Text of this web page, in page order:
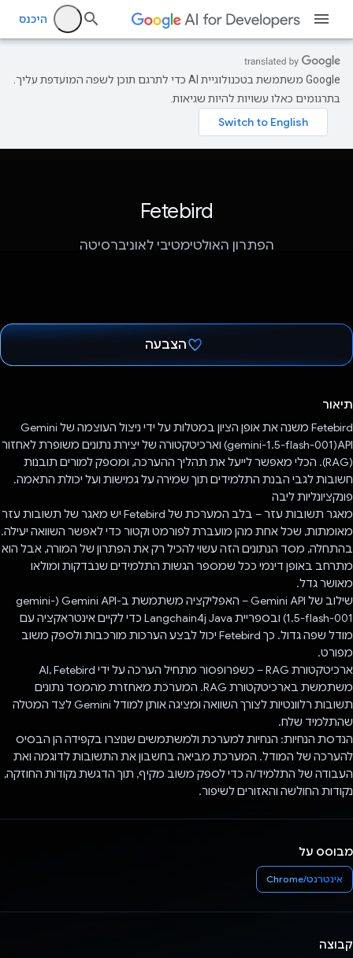
היכנס
‫Google משתמשת בטכנולוגיית AI כדי לתרגם תוכן לשפה המועדפת עליך.
בתרגומים כאלו עשויות להיות שגיאות.
Fetebird
הפתרון האולטימטיבי לאוניברסיטה
הצבעה
תיאור
Fetebird משנה את אופן הציון במטלות על ידי ניצול העוצמה של Gemini
API‏(gemini-1.5-flash-001) וארכיטקטורה של יצירת נתונים משופרת לאחזור
(RAG). הכלי מאפשר לייעל את תהליך ההערכה, ומספק למורים תובנות
חשובות לגבי הבנת התלמידים תוך שמירה על גמישות ועל יכולת התאמה.
פונקציונליות ליבה
מאגר תשובות עזר – בלב המערכת של Fetebird יש מאגר של תשובות עזר
מאומתות, שכל אחת מהן מועברת לפורמט וקטור כדי לאפשר השוואה יעילה.
בהתחלה, מסד הנתונים הזה עשוי להכיל רק את הפתרון של המורה, אבל הוא
מתרחב באופן דינמי ככל שמספר הגשות התלמידים שנבדקות ומולאו
מאושר גדל.
שילוב של Gemini API – האפליקציה משתמשת ב-Gemini API‏ (gemini-
1.5-flash-001) ובספריית Java‏ Langchain4j כדי לקיים אינטראקציה עם
מודל שפה גדול. כך Fetebird יכול לבצע הערכות מורכבות ולספק משוב
מפורט.
ארכיטקטורת RAG – כשפרופסור מתחיל הערכה על ידי AI, Fetebird
משתמשת בארכיטקטורת RAG. המערכת מאחזרת מהמסד נתונים
תשובות רלוונטיות לצורך השוואה ומציגה אותן למודל Gemini לצד המטלה
שהתלמיד שלח.
הנדסת הנחיות: הנחיות למערכת ולמשתמשים שנוצרו בקפידה הן הבסיס
להערכה של המודל. המערכת מביאה בחשבון את התשובות לדוגמה ואת
העבודה של התלמיד/ה כדי לספק משוב מקיף, תוך הדגשת נקודות החוזקה,
נקודות החולשה והאזורים לשיפור.
מבוסס על
אינטרנט/Chrome
קבוצה